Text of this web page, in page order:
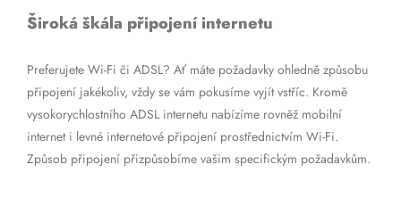
Široká škála připojení internetu
Preferujete Wi-Fi či ADSL? Ať máte požadavky ohledně způsobu
připojení jakékoliv, vždy se vám pokusíme vyjít vstříc. Kromě
vysokorychlostního ADSL internetu nabízíme rovněž mobilní
internet i levné internetové připojení prostřednictvím Wi-Fi.
Způsob připojení přizpůsobíme vašim specifickým požadavkům.